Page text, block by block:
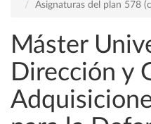
Asignaturas del plan 578
Máster
Dirección y